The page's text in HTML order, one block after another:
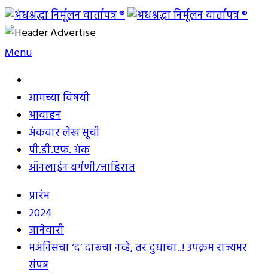
Skip
to
content
अंधश्रद्धा निर्मूलन वार्तापत्र ®
महाराष्ट्र अंधश्रद्धा निर्मूलन समिती™चे मुखपत्र
Menu
आमच्या विषयी
आवाहन
अंकवार लेख सूची
पी.डी.एफ. अंक
ऑनलाईन वर्गणी/जाहिरात
प्रारंभ
2024
जानेवारी
मअंनिसचा ‘द’ दारूचा नव्हे, तर दुधाचा..! उपक्रम राज्यभर
संपन्न